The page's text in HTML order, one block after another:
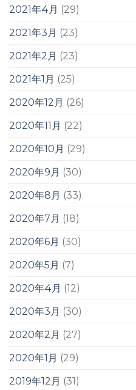
2021年4月 (29)
2021年3月 (23)
2021年2月 (23)
2021年1月 (25)
2020年12月 (26)
2020年11月 (22)
2020年10月 (29)
2020年9月 (30)
2020年8月 (33)
2020年7月 (18)
2020年6月 (30)
2020年5月 (7)
2020年4月 (12)
2020年3月 (30)
2020年2月 (27)
2020年1月 (29)
2019年12月 (31)